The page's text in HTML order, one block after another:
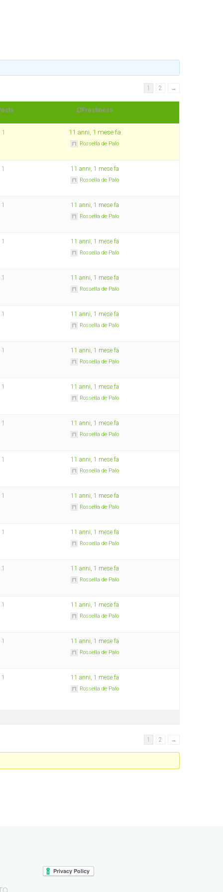
1 2 →
Freshness
1 11 anni, 1 mese fa
Rossella de Palo
1 11 anni, 1 mese fa
Rossella de Palo
1 11 anni, 1 mese fa
Rossella de Palo
1 11 anni, 1 mese fa
Rossella de Palo
1 11 anni, 1 mese fa
Rossella de Palo
1 11 anni, 1 mese fa
Rossella de Palo
1 11 anni, 1 mese fa
Rossella de Palo
1 11 anni, 1 mese fa
Rossella de Palo
1 11 anni, 1 mese fa
Rossella de Palo
1 11 anni, 1 mese fa
Rossella de Palo
1 11 anni, 1 mese fa
Rossella de Palo
1 11 anni, 1 mese fa
Rossella de Palo
1 11 anni, 1 mese fa
Rossella de Palo
1 11 anni, 1 mese fa
Rossella de Palo
1 11 anni, 1 mese fa
Rossella de Palo
1 11 anni, 1 mese fa
Rossella de Palo
1 2 →